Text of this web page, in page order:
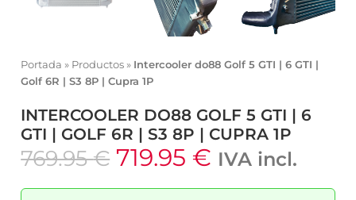
Portada » Productos » Intercooler do88 Golf 5 GTI | 6 GTI |
Golf 6R | S3 8P | Cupra 1P
INTERCOOLER DO88 GOLF 5 GTI | 6
GTI | GOLF 6R | S3 8P | CUPRA 1P
769.95€ 719.95€ IVA incl.